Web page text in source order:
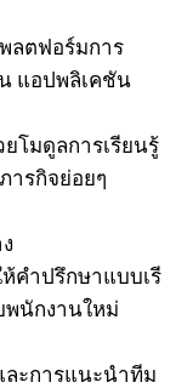
ลตฟอร์มการ
แอปพลิเคชัน
โมดูลการเรียนรู้
ารกิจย่อยๆ
คำปรึกษาแบบเรี
พนักงานใหม่
ละการแนะนำทีม